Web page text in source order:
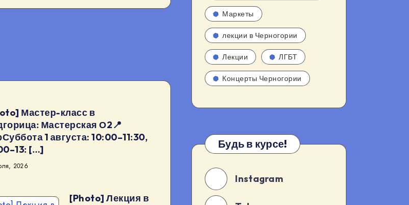
Мастер-класс в
Мастерская О2📍
1 августа: 10:00–11:30,
[…]
2026
[Photo] Лекция в
Маркеты
лекции в Черногории
Лекции ЛГБТ
Концерты Черногории
Будь в курсе!
Instagram